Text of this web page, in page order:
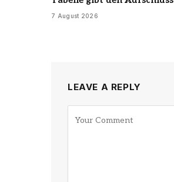
7 August 2026
LEAVE A REPLY